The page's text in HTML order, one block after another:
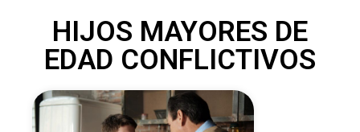
HIJOS MAYORES DE
EDAD CONFLICTIVOS